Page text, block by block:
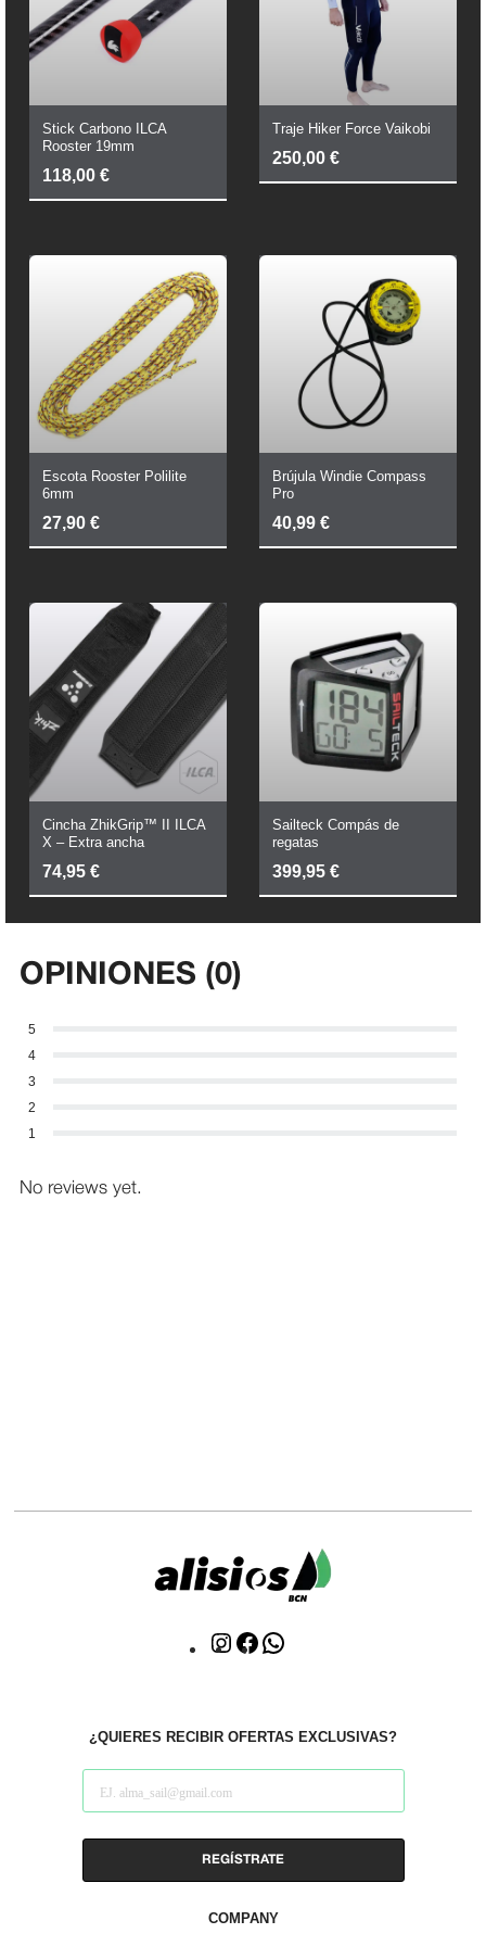
Stick Carbono ILCA
Rooster 19mm
118,00 €
Traje Hiker Force Vaikobi
250,00 €
Escota Rooster Polilite
6mm
27,90 €
Brújula Windie Compass
Pro
40,99 €
Cincha ZhikGrip™ II ILCA
X – Extra ancha
74,95 €
Sailteck Compás de
regatas
399,95 €
OPINIONES (0)
5
4
3
2
1
No reviews yet.
ClickClick
COMPANY
¿QUIERES RECIBIR OFERTAS EXCLUSIVAS?